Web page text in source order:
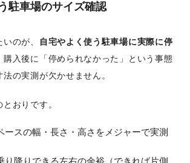
駐車場のサイズ確認
のが、
自宅やよく使う駐車場に実際に停
購入後に「停められなかった」という事態
の実測が欠かせません。
おりです。
ースの幅・長さ・高さをメジャーで実測
り降りできる左右の余裕（できれば片側